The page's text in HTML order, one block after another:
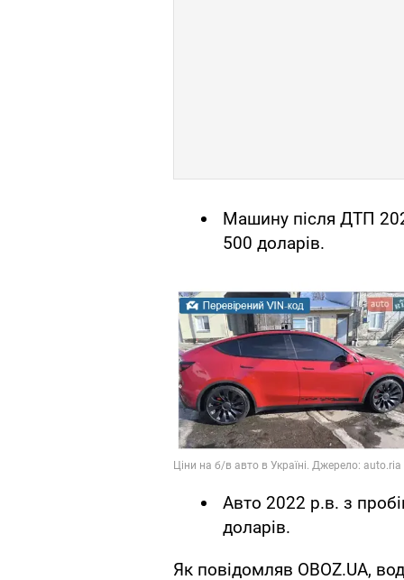
Машину після ДТП
500 доларів.
Авто 2022 р.в. з
доларів.
Як повідомляв OBOZ.UA,